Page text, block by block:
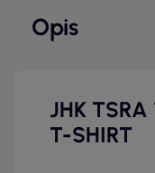
Opis
JHK TSRA
T-SHIRT